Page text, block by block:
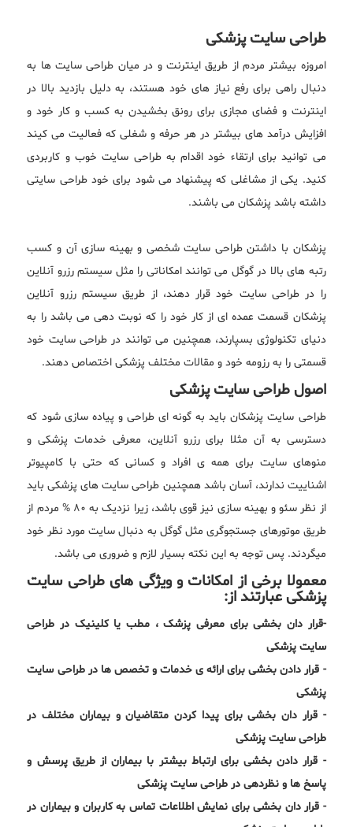
طراحی سایت پزشکی
امروزه بیشتر مردم از طریق اینترنت و در میان طراحی سایت ها به
دنبال راهی برای رفع نیاز های خود هستند، به دلیل بازدید بالا در
اینترنت و فضای مجازی برای رونق بخشیدن به کسب و کار خود و
افزایش درآمد های بیشتر در هر حرفه و شغلی که فعالیت می کیند
می توانید برای ارتقاء خود اقدام به طراحی سایت خوب و کاربردی
کنید. یکی از مشاغلی که پیشنهاد می شود برای خود طراحی سایتی
داشته باشد پزشکان می باشند.
پزشکان با داشتن طراحی سایت شخصی و بهینه سازی آن و کسب
رتبه های بالا در گوگل می توانند امکاناتی را مثل سیستم رزرو آنلاین
را در طراحی سایت خود قرار دهند، از طریق سیستم رزرو آنلاین
پزشکان قسمت عمده ای از کار خود را که نوبت دهی می باشد را به
دنیای تکنولوژی بسپارند، همچنین می توانند در طراحی سایت خود
قسمتی را به رزومه خود و مقالات مختلف پزشکی اختصاص دهند.
اصول طراحی سایت پزشکی
طراحی سایت پزشکان باید به گونه ای طراحی و پیاده سازی شود که
دسترسی به آن مثلا برای رزرو آنلاین، معرفی خدمات پزشکی و
منوهای سایت برای همه ی افراد و کسانی که حتی با کامپیوتر
اشناییت ندارند، آسان باشد همچنین طراحی سایت های پزشکی باید
از نظر سئو و بهینه سازی نیز قوی باشد، زیرا نزدیک به 80 % مردم از
طریق موتورهای جستجوگری مثل گوگل به دنبال سایت مورد نظر خود
میگردند. پس توجه به این نکته بسیار لازم و ضروری می باشد.
معمولا برخی از امکانات و ویژگی های طراحی سایت
پزشکی عبارتند از:
-قرار دان بخشی برای معرفی پزشک ، مطب یا کلینیک در طراحی
سایت پزشکی
- قرار دادن بخشی برای ارائه ی خدمات و تخصص ها در طراحی سایت
پزشکی
- قرار دان بخشی برای پیدا کردن متقاضیان و بیماران مختلف در
طراحی سایت پزشکی
- قرار دادن بخشی برای ارتباط بیشتر با بیماران از طریق پرسش و
پاسخ ها و نظردهی در طراحی سایت پزشکی
- قرار دان بخشی برای نمایش اطلاعات تماس به کاربران و بیماران در